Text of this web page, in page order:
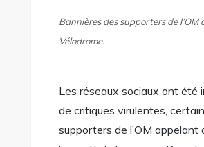
Bannières des supporters de l’OM
Vélodrome.
Les réseaux sociaux ont été
de critiques virulentes,
supporters de l’OM appelant